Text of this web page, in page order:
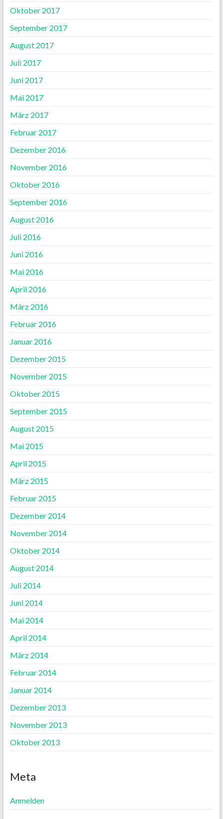
Oktober 2017
September 2017
August 2017
Juli 2017
Juni 2017
Mai 2017
März 2017
Februar 2017
Dezember 2016
November 2016
Oktober 2016
September 2016
August 2016
Juli 2016
Juni 2016
Mai 2016
April 2016
März 2016
Februar 2016
Januar 2016
Dezember 2015
November 2015
Oktober 2015
September 2015
August 2015
Mai 2015
April 2015
März 2015
Februar 2015
Dezember 2014
November 2014
Oktober 2014
August 2014
Juli 2014
Juni 2014
Mai 2014
April 2014
März 2014
Februar 2014
Januar 2014
Dezember 2013
November 2013
Oktober 2013
Meta
Anmelden